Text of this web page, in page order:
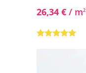
26,34 € / m2